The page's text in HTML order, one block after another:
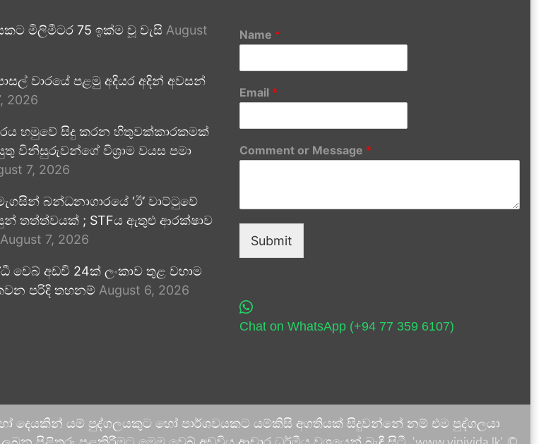
මිලිමීටර 75 ඉක්ම වූ වැසි August
වාරයේ පළමු අදියර අදින් අවසන්
2026
හමුවේ සිදු කරන හිතුවක්කාරකමක්
විනිසුරුවන්ගේ විශ්‍රාම වයස පමා
7, 2026
බන්ධනාගාරයේ ‘ඊ’ වාට්ටුවේ
තත්ත්වයක් ; STFය ඇතුළු ආරක්ෂාව
August 7, 2026
වෙබ් අඩවි 24ක් ලංකාව තුළ වහාම
පරිදි තහනම් August 6, 2026
Name *
Email *
Comment or Message *
Submit
Chat on WhatsApp (+94 77 359 6107)
දෙයකින් යම් පුද්ගලයකුට හෝ පාර්ශවයකට යම්කිසි අගතියක් සිදුවන්නේ නම් එම පුද්ගලයා